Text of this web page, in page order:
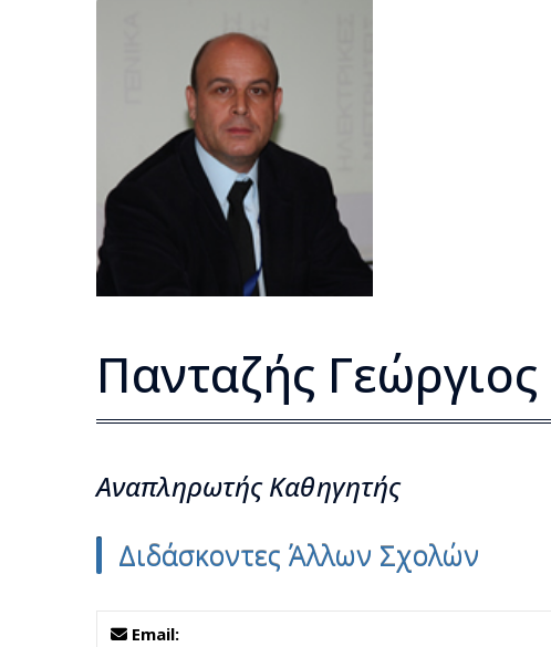
Πανταζής Γεώργιος
Αναπληρωτής Kαθηγητής
Διδάσκοντες Άλλων Σχολών
Email: